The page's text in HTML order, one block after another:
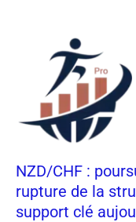
NZD/CHF :
rupture de la
support clé